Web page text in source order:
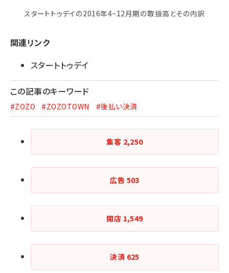
スタートトゥデイの2016年4~12月期の取扱高とその内訳
関連リンク
スタートトゥデイ
この記事のキーワード
#ZOZO #ZOZOTOWN #後払い決済
集客 2,250
広告 503
開店 1,549
決済 625